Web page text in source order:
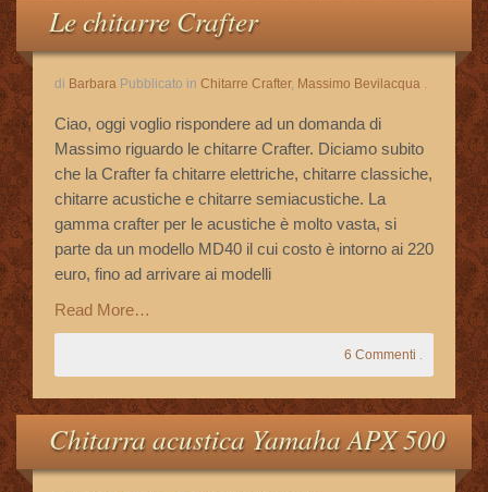
Le chitarre Crafter
di Barbara Pubblicato in Chitarre Crafter, Massimo Bevilacqua .
Ciao, oggi voglio rispondere ad un domanda di
Massimo riguardo le chitarre Crafter. Diciamo subito
che la Crafter fa chitarre elettriche, chitarre classiche,
chitarre acustiche e chitarre semiacustiche. La
gamma crafter per le acustiche è molto vasta, si
parte da un modello MD40 il cui costo è intorno ai 220
euro, fino ad arrivare ai modelli
Read More…
6 Commenti .
Chitarra acustica Yamaha APX 500